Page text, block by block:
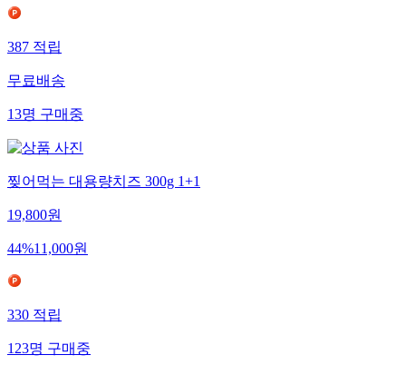
387적립
무료배송
13명구매중
찢어먹는 대용량치즈 300g 1+1
19,800원
44%11,000원
330적립
123명구매중